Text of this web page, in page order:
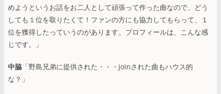
めようというお話をお二人として頑張って作った曲なので、どう
しても１位を取りたくて！ファンの方にも協力してもらって、１
位を獲得したっていうのがあります。プロフィールは、こんな感
じです。」
中脇 「野島兄弟に提供された・・・joinされた曲もハウス的
な？」